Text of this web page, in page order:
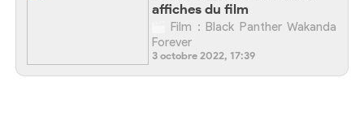
affiches du film
Film : Black Panther Wakanda
Forever
3 octobre 2022, 17:39